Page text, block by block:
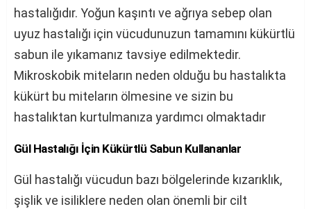
hastalığıdır. Yoğun kaşıntı ve ağrıya sebep olan
uyuz hastalığı için vücudunuzun tamamını kükürtlü
sabun ile yıkamanız tavsiye edilmektedir.
Mikroskobik miteların neden olduğu bu hastalıkta
kükürt bu miteların ölmesine ve sizin bu
hastalıktan kurtulmanıza yardımcı olmaktadır
Gül Hastalığı İçin Kükürtlü Sabun Kullananlar
Gül hastalığı vücudun bazı bölgelerinde kızarıklık,
şişlik ve isiliklere neden olan önemli bir cilt